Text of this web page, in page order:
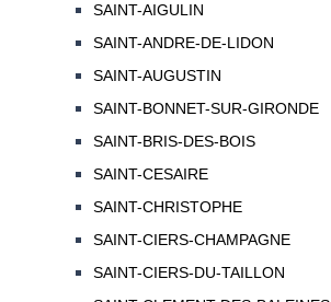
SAINT-AIGULIN
SAINT-ANDRE-DE-LIDON
SAINT-AUGUSTIN
SAINT-BONNET-SUR-GIRONDE
SAINT-BRIS-DES-BOIS
SAINT-CESAIRE
SAINT-CHRISTOPHE
SAINT-CIERS-CHAMPAGNE
SAINT-CIERS-DU-TAILLON